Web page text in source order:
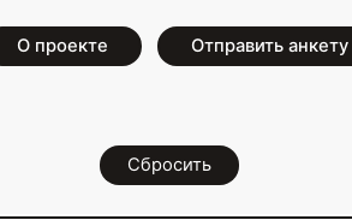
О проекте Отправить анкету
Сбросить